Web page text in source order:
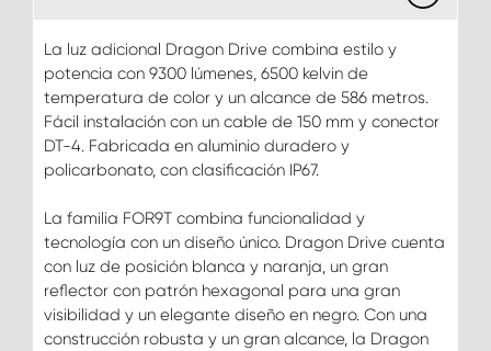
La luz adicional Dragon Drive combina estilo y
potencia con 9300 lúmenes, 6500 kelvin de
temperatura de color y un alcance de 586 metros.
Fácil instalación con un cable de 150 mm y conector
DT-4. Fabricada en aluminio duradero y
policarbonato, con clasificación IP67.
La familia FOR9T combina funcionalidad y
tecnología con un diseño único. Dragon Drive cuenta
con luz de posición blanca y naranja, un gran
reflector con patrón hexagonal para una gran
visibilidad y un elegante diseño en negro. Con una
construcción robusta y un gran alcance, la Dragon